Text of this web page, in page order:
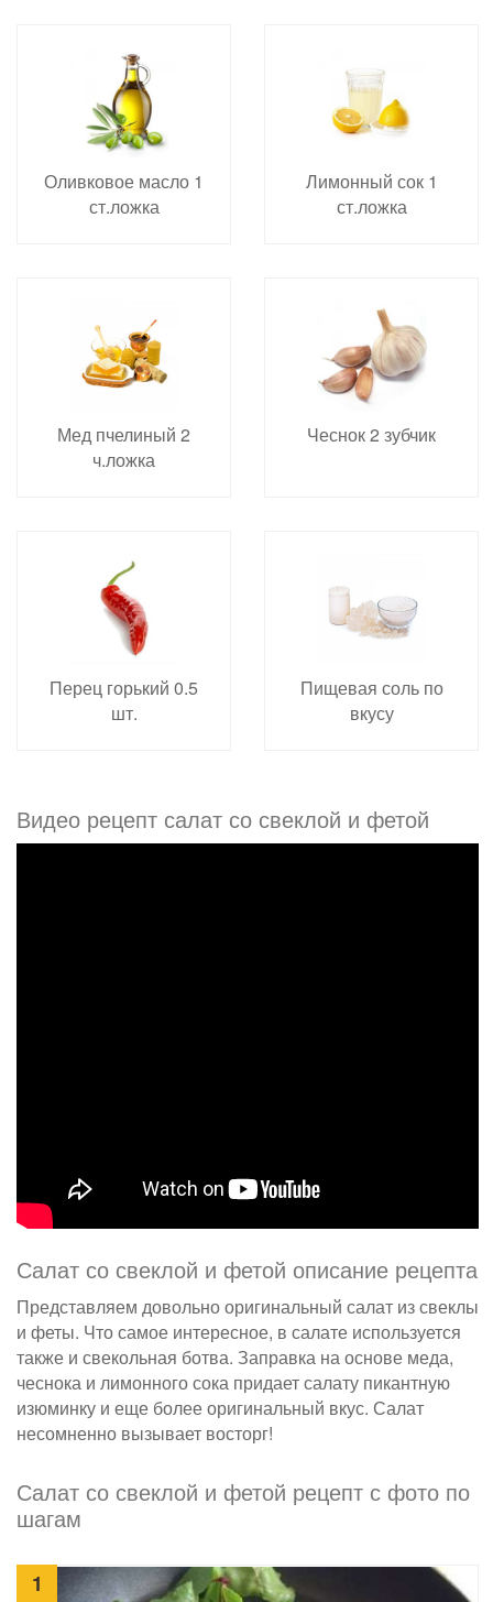
Оливковое масло 1
ст.ложка
Лимонный сок 1
ст.ложка
Мед пчелиный 2
ч.ложка
Чеснок 2 зубчик
Перец горький 0.5
шт.
Пищевая соль по
вкусу
Видео рецепт салат со свеклой и фетой
Салат со свеклой и фетой описание рецепта
Представляем довольно оригинальный салат из свеклы
и феты. Что самое интересное, в салате используется
также и свекольная ботва. Заправка на основе меда,
чеснока и лимонного сока придает салату пикантную
изюминку и еще более оригинальный вкус. Салат
несомненно вызывает восторг!
Салат со свеклой и фетой рецепт с фото по
шагам
1